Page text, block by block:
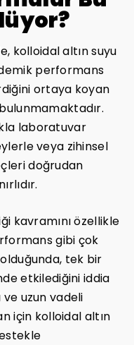
kolloidal altın suyu
performans
ortaya koyan
laboratuvar
veya zihinsel
doğrudan
kavramını özellikle
gibi çok
tek bir
etkilediğini iddia
uzun vadeli
için kolloidal altın